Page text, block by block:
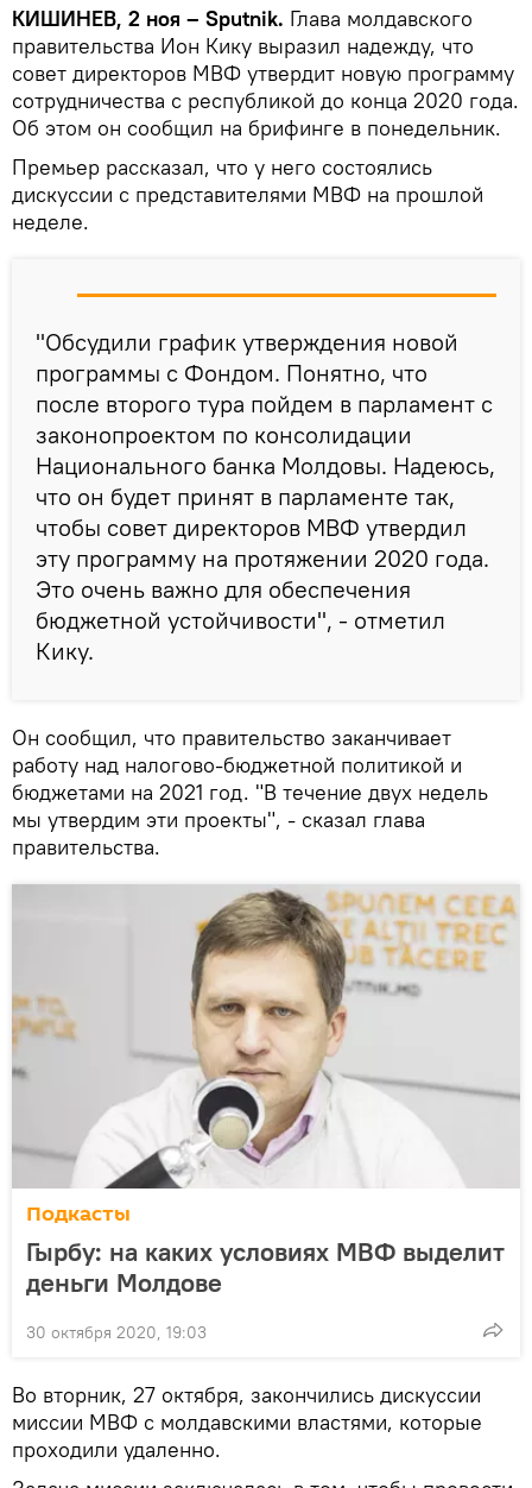
КИШИНЕВ, 2 ноя – Sputnik. Глава молдавского
правительства Ион Кику выразил надежду, что
совет директоров МВФ утвердит новую программу
сотрудничества с республикой до конца 2020 года.
Об этом он сообщил на брифинге в понедельник.
Премьер рассказал, что у него состоялись
дискуссии с представителями МВФ на прошлой
неделе.
"Обсудили график утверждения новой
программы с Фондом. Понятно, что
после второго тура пойдем в парламент с
законопроектом по консолидации
Национального банка Молдовы. Надеюсь,
что он будет принят в парламенте так,
чтобы совет директоров МВФ утвердил
эту программу на протяжении 2020 года.
Это очень важно для обеспечения
бюджетной устойчивости", - отметил
Кику.
Он сообщил, что правительство заканчивает
работу над налогово-бюджетной политикой и
бюджетами на 2021 год. "В течение двух недель
мы утвердим эти проекты", - сказал глава
правительства.
Подкасты
Гырбу: на каких условиях МВФ выделит
деньги Молдове
30 октября 2020, 19:03
Во вторник, 27 октября, закончились дискуссии
миссии МВФ с молдавскими властями, которые
проходили удаленно.